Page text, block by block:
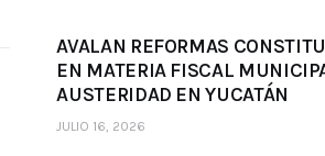
AVALAN REFORMAS
EN MATERIA FISCAL
AUSTERIDAD EN YUCATÁN
JULIO 16, 2026